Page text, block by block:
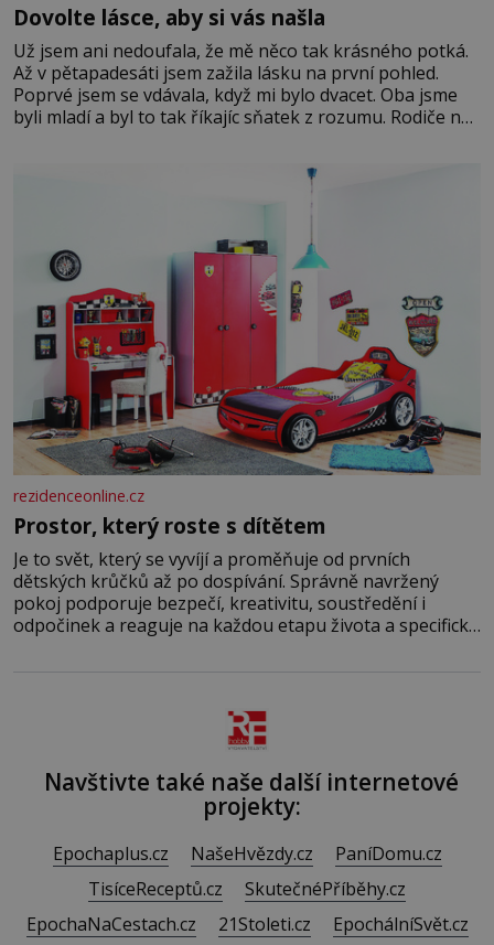
Dovolte lásce, aby si vás našla
Už jsem ani nedoufala, že mě něco tak krásného potká.
Až v pětapadesáti jsem zažila lásku na první pohled.
Poprvé jsem se vdávala, když mi bylo dvacet. Oba jsme
byli mladí a byl to tak říkajíc sňatek z rozumu. Rodiče nás
rezidenceonline.cz
Prostor, který roste s dítětem
Je to svět, který se vyvíjí a proměňuje od prvních
dětských krůčků až po dospívání. Správně navržený
pokoj podporuje bezpečí, kreativitu, soustředění i
odpočinek a reaguje na každou etapu života a specifické
Navštivte také naše další internetové
projekty:
Epochaplus.cz NašeHvězdy.cz
PaníDomu.cz
TisíceReceptů.cz
SkutečnéPříběhy.cz
EpochaNaCestach.cz
21Stoleti.cz EpochálníSvět.cz